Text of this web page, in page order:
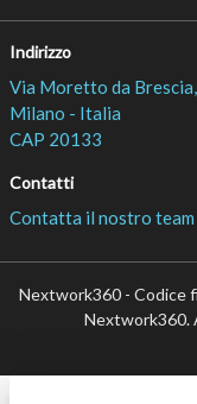
Indirizzo
Via Moretto da
Milano - Italia
CAP 20133
Contatti
Contatta il nostro
Nextwork360 - Codice
Nextwork360.